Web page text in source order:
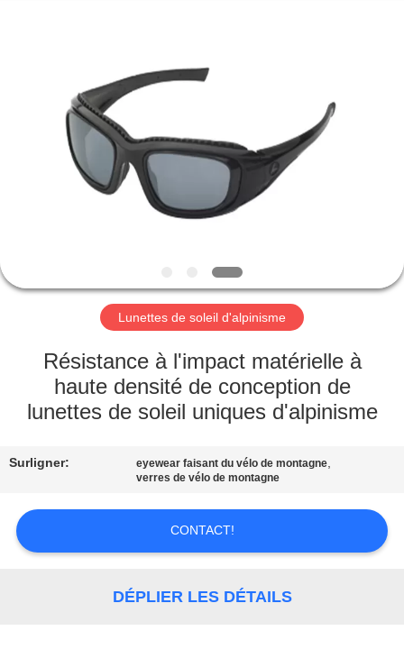
ACCUEIL
PRODUITS
DE
NOUS
VISITE
L'USINE
NOUS
DEMANDEZ
Lunettes de soleil d'alpinisme
Résistance à l'impact matérielle à
haute densité de conception de
lunettes de soleil uniques d'alpinisme
Surligner: eyewear faisant du vélo de montagne,
verres de vélo de montagne
CONTACT!
DÉPLIER LES DÉTAILS